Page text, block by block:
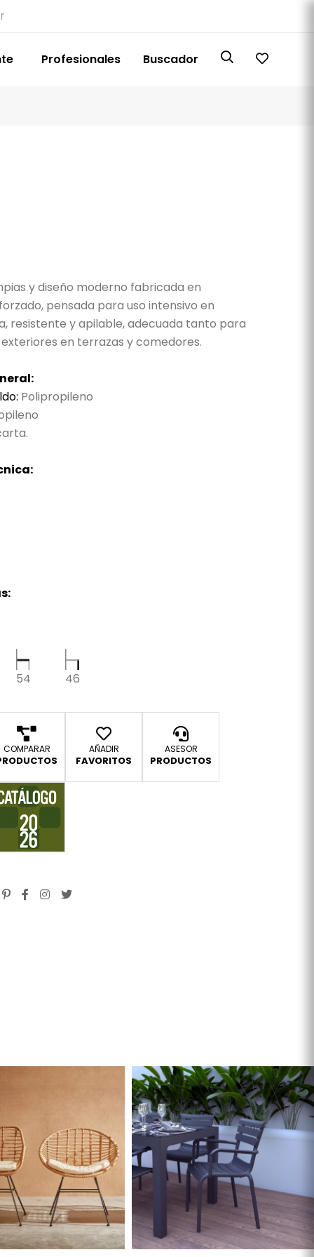
Profesionales Buscador
y diseño moderno fabricada en
pensada para uso intensivo en
resistente y apilable, adecuada tanto para
en terrazas y comedores.
Polipropileno
54 46
COMPARAR AÑADIR
FAVORITOS
ASESOR
PRODUCTOS